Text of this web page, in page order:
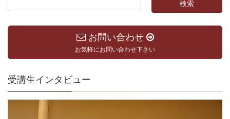
お問い合わせ
お気軽にお問い合わせ下さい
受講生インタビュー